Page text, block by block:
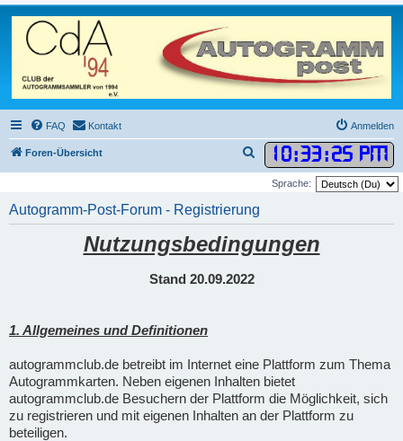
FAQ Kontakt Anmelden
Foren-Übersicht 10:33:26 PM
u
h
e
Sprache:
Autogramm-Post-Forum - Registrierung
Nutzungsbedingungen
Stand 20.09.2022
1. Allgemeines und Definitionen
autogrammclub.de betreibt im Internet eine Plattform zum Thema
Autogrammkarten. Neben eigenen Inhalten bietet
autogrammclub.de Besuchern der Plattform die Möglichkeit, sich
zu registrieren und mit eigenen Inhalten an der Plattform zu
beteiligen.